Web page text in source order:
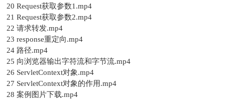
20 Request获取参数1.mp4
21 Request获取参数2.mp4
22 请求转发.mp4
23 response重定向.mp4
24 路径.mp4
25 向浏览器输出字符流和字节流.mp4
26 ServletContext对象.mp4
27 ServletContext对象的作用.mp4
28 案例图片下载.mp4